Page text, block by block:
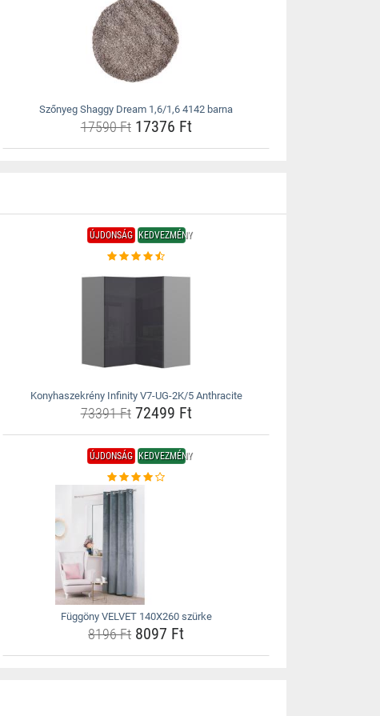
Szőnyeg Shaggy Dream 1,6/1,6 4142 barna
17590 Ft17376 Ft
ÚJDONSÁG KEDVEZMÉNY
Konyhaszekrény Infinity V7-UG-2K/5 Anthracite
73391 Ft72499 Ft
ÚJDONSÁG KEDVEZMÉNY
Függöny VELVET 140X260 szürke
8196 Ft 8097 Ft